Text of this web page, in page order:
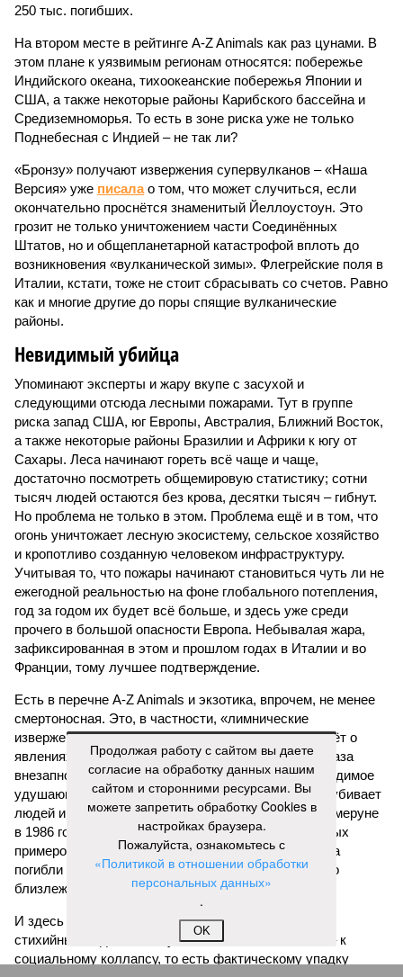
250 тыс. погибших.
На втором месте в рейтинге A-Z Animals как раз цунами. В
этом плане к уязвимым регионам относятся: побережье
Индийского океана, тихо­океанские побережья Японии и
США, а также некоторые районы Карибского бассейна и
Средиземноморья. То есть в зоне риска уже не только
Поднебесная с Индией – не так ли?
«Бронзу» получают извержения супервулканов – «Наша
Версия» уже писалао том, что может случиться, если
окончательно проснётся знаменитый Йеллоустоун. Это
грозит не только уничтожением части Соединённых
Штатов, но и общепланетарной катастрофой вплоть до
возникновения «вулканической зимы». Флегрейские поля в
Италии, кстати, тоже не стоит сбрасывать со счетов. Равно
как и многие другие до поры спящие вулканические
районы.
Невидимый убийца
Упоминают эксперты и жару вкупе с засухой и
следующими отсюда лесными пожарами. Тут в группе
риска запад США, юг Европы, Австралия, Ближний Восток,
а также некоторые районы Бразилии и Африки к югу от
Сахары. Леса начинают гореть всё чаще и чаще,
достаточно посмотреть общемировую статистику; сотни
тысяч людей остаются без крова, десятки тысяч – гибнут.
Но проблема не только в этом. Проблема ещё и в том, что
огонь уничтожает лесную экосистему, сельское хозяйство
и кропотливо созданную человеком инфраструктуру.
Учитывая то, что пожары начинают становиться чуть ли не
ежегодной реальностью на фоне глобального потепления,
год за годом их будет всё больше, и здесь уже среди
прочего в большой опасности Европа. Небывалая жара,
зафиксированная в этом и прошлом годах в Италии и во
Франции, тому лучшее подтверждение.
Есть в перечне A-Z Animals и экзотика, впрочем, не менее
смертоносная. Это, в частности, «лимнические
извержения», о которых мало кто слышал. Речь идёт о
явлениях, когда большое количество углекислого газа
внезапно вырывается из глубин озёр, образуя невидимое
удушающее газовое облако, которое безжалостно убивает
людей и животных. Катастрофа на озере Ньос в Камеруне
в 1986 году остаётся одним из наиболее чудовищных
примеров: более 1700 человек и тысячи голов скота
погибли из-за внезапного выброса CO₂, накрывшего
близлежащие деревни.
И здесь мы плавно подходим к тому, чем все эти
стихийные бедствия могут закончиться. А именно – к
социальному коллапсу, то есть фактическому упадку
Продолжая работу с сайтом вы даете
согласие на обработку данных нашим
сайтом и сторонними ресурсами. Вы
можете запретить обработку Cookies в
настройках браузера.
Пожалуйста, ознакомьтесь с
«Политикой в отношении обработки
персональных данных»
.
OK